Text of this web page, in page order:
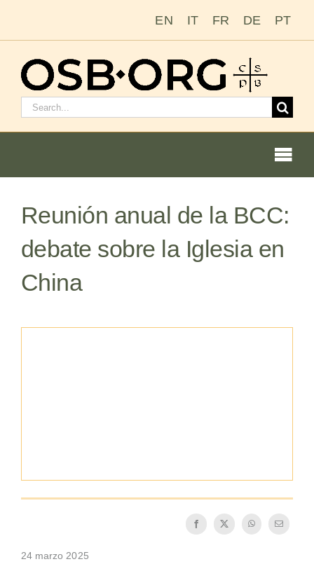
EN IT FR DE PT
Buscar:
La orden benedictina
Cómo hacerse monje o monja
Reunión anual de la BCC:
debate sobre la Iglesia en
China
24 marzo 2025